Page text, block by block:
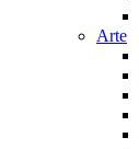
Arte